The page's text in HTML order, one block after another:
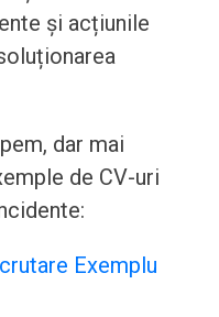
și acțiunile
dar mai
de CV-uri
Exemplu